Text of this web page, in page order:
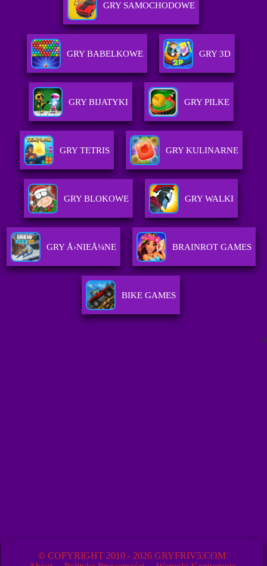
GRY SAMOCHODOWE
GRY BABELKOWE GRY 3D
GRY BIJATYKI GRY PILKE
GRY TETRIS GRY KULINARNE
GRY BLOKOWE GRY WALKI
GRY Å›NIEÅ¼NE BRAINROT GAMES
BIKE GAMES
© COPYRIGHT 2010 - 2026 GRYFRIV5.COM